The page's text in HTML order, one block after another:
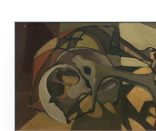
PALAZZO DELLE MUSE